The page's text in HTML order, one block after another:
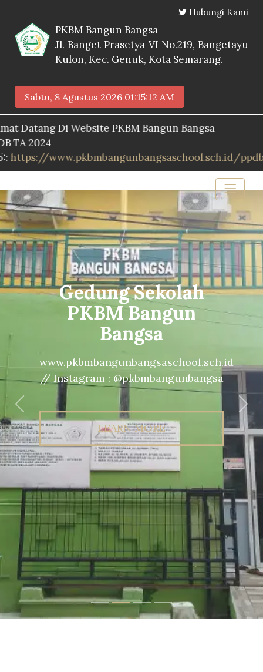
Hubungi Kami
PKBM Bangun Bangsa
Jl. Banget Prasetya VI No.219, Bangetayu
Kulon, Kec. Genuk, Kota Semarang.
Sabtu, 8 Agustus 2026 01:15:13 AM
Di Website PKBM Bangun Bangsa
www.pkbmbangunbangsaschool.sch.id/ppdb
Gedung Sekolah
PKBM Bangun
Bangsa
www.pkbmbangunbangsaschool.sch.id
// Instagram : @pkbmbangunbangsa
LEARN MORE
Previous